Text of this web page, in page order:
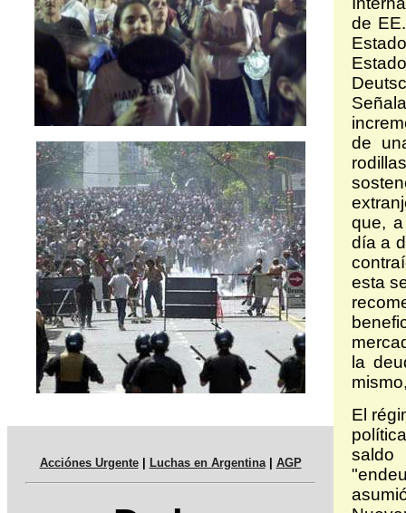
de
de
que,
día a
esta
la
El
Acciónes Urgente| Luchas en Argentina| AGP